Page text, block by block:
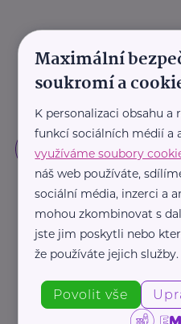
Maximální
soukromí a
K personalizaci obsahu a
funkcí sociálních médií a
využíváme soubory
náš web používáte,
sociální média, inzerci a
mohou zkombinovat s
jste jim poskytli nebo
že používáte jejich služby.
Povolit vše